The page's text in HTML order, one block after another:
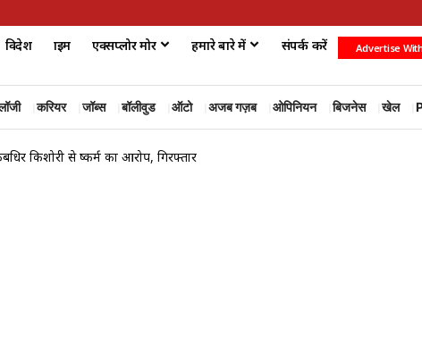
विदेश क्राइम एक्सप्लोर मोर हमारे बारे में संपर्क करें Advertise
करियर जॉब्स बॉलीवुड ऑटो अजब गज़ब ओपिनियन बिजनेस खेल
किशोरी से दुष्कर्म का आरोप, गिरफ्तार